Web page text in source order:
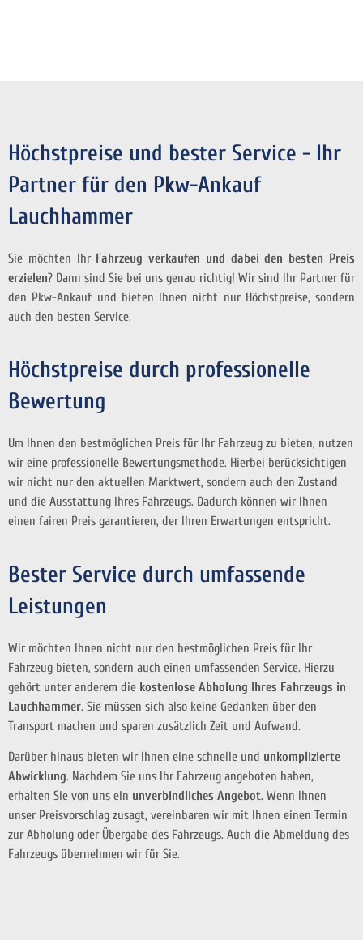
Höchstpreise und bester Service - Ihr
Partner für den Pkw-Ankauf
Lauchhammer
Sie möchten Ihr Fahrzeug verkaufen und dabei den besten Preis
erzielen? Dann sind Sie bei uns genau richtig! Wir sind Ihr Partner für
den Pkw-Ankauf und bieten Ihnen nicht nur Höchstpreise, sondern
auch den besten Service.
Höchstpreise durch professionelle
Bewertung
Um Ihnen den bestmöglichen Preis für Ihr Fahrzeug zu bieten, nutzen
wir eine professionelle Bewertungsmethode. Hierbei berücksichtigen
wir nicht nur den aktuellen Marktwert, sondern auch den Zustand
und die Ausstattung Ihres Fahrzeugs. Dadurch können wir Ihnen
einen fairen Preis garantieren, der Ihren Erwartungen entspricht.
Bester Service durch umfassende
Leistungen
Wir möchten Ihnen nicht nur den bestmöglichen Preis für Ihr
Fahrzeug bieten, sondern auch einen umfassenden Service. Hierzu
gehört unter anderem die kostenlose Abholung Ihres Fahrzeugs in
Lauchhammer. Sie müssen sich also keine Gedanken über den
Transport machen und sparen zusätzlich Zeit und Aufwand.
Darüber hinaus bieten wir Ihnen eine schnelle und unkomplizierte
Abwicklung. Nachdem Sie uns Ihr Fahrzeug angeboten haben,
erhalten Sie von uns ein unverbindliches Angebot. Wenn Ihnen
unser Preisvorschlag zusagt, vereinbaren wir mit Ihnen einen Termin
zur Abholung oder Übergabe des Fahrzeugs. Auch die Abmeldung des
Fahrzeugs übernehmen wir für Sie.